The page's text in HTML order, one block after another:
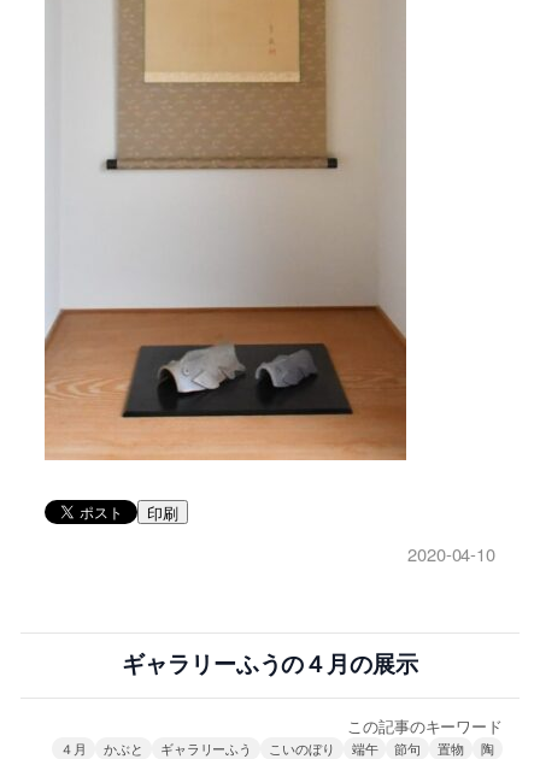
印刷
2020-04-10
ギャラリーふうの４月の展示
この記事のキーワード
４月 かぶと ギャラリーふう こいのぼり 端午 節句 置物 陶